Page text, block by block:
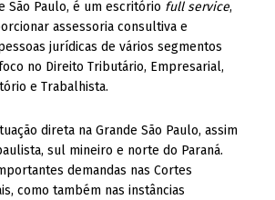
São Paulo, é um escritório full service,
assessoria consultiva e
jurídicas de vários segmentos
no Direito Tributário, Empresarial,
e Trabalhista.
direta na Grande São Paulo, assim
sul mineiro e norte do Paraná.
demandas nas Cortes
como também nas instâncias